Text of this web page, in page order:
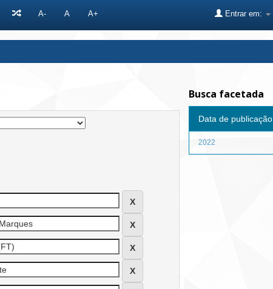
A- A A+ Entrar em:
Busca facetada
Data de publicação
2022